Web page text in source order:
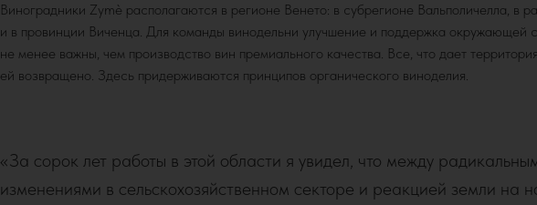
Виноградники Zymè располагаются в регионе Венето: в субрегионе Вальполичелла, в
и в провинции Виченца. Для команды винодельни улучшение и поддержка окружающей
не менее важны, чем производство вин премиального качества. Все, что дает
ей возвращено. Здесь придерживаются принципов органического виноделия.
«За сорок лет работы в этой области я увидел, что между
изменениями в сельскохозяйственном секторе и реакцией земли на